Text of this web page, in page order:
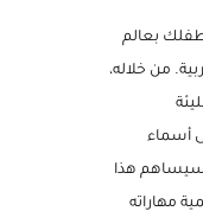
العربية
بعالم
من خلاله،
أسماء